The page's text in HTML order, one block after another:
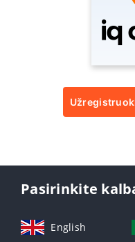
Pasirinkite
English